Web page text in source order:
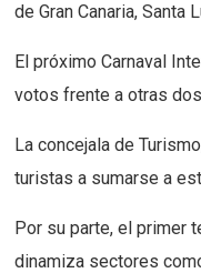
de Gran Canaria, Santa
El próximo Carnaval
votos frente a otras
La concejala de
turistas a sumarse a
Por su parte, el primer
dinamiza sectores